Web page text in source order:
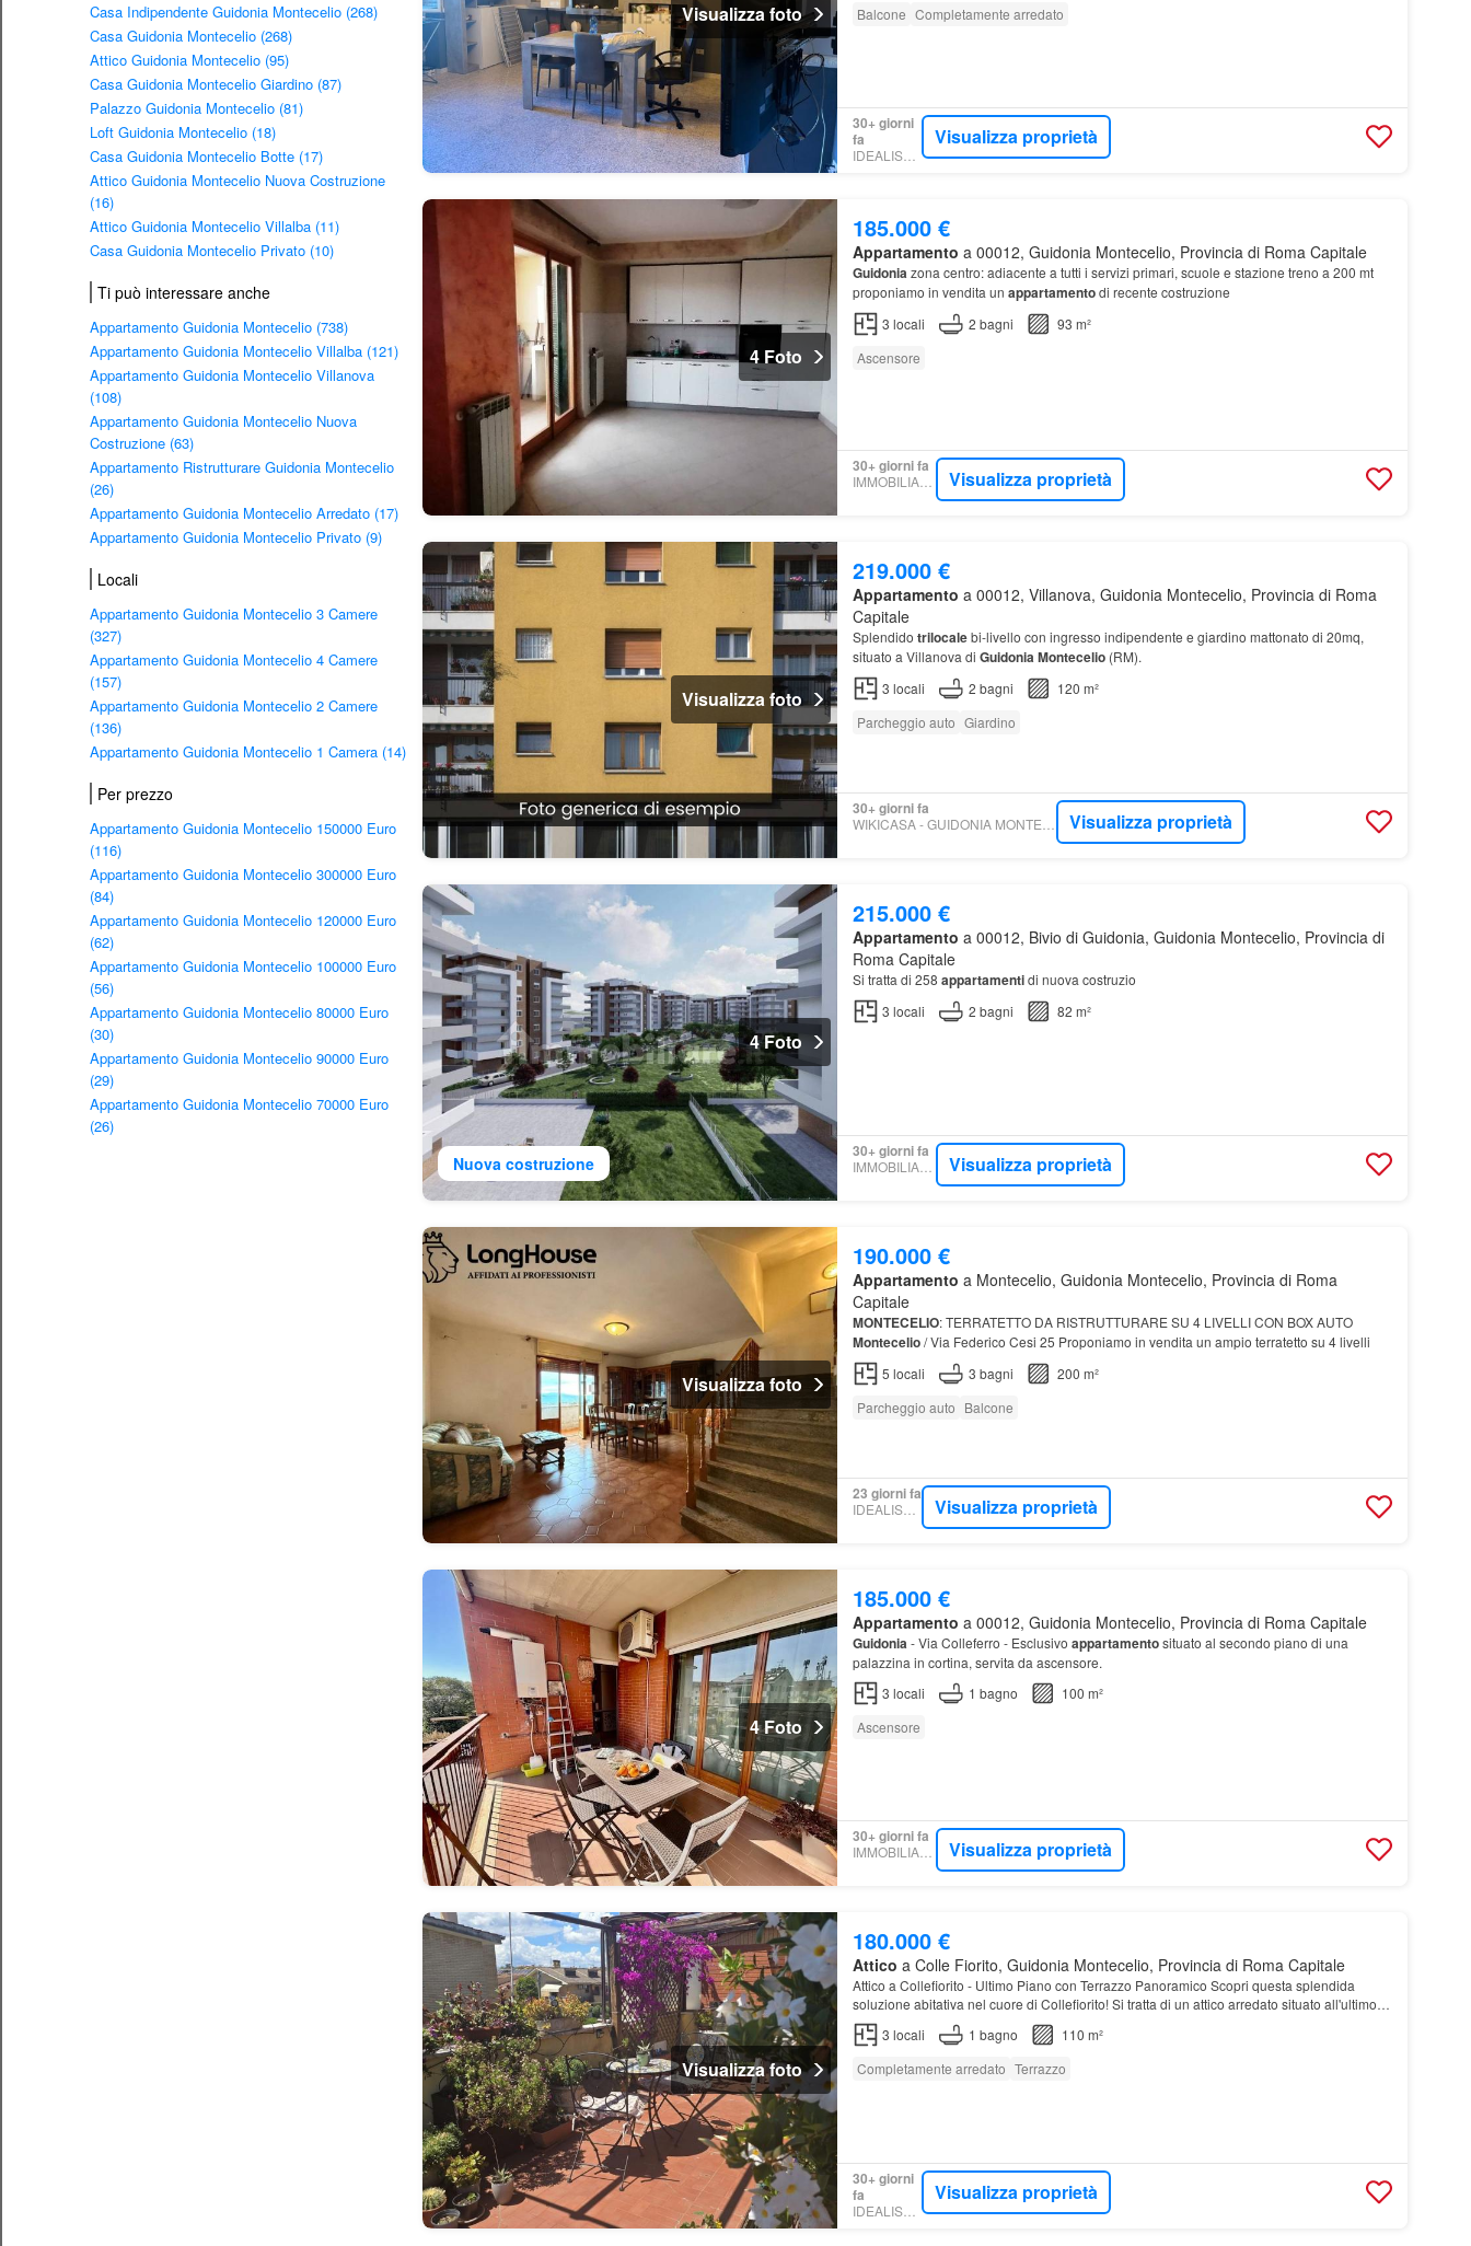
Casa Indipendente Guidonia Montecelio (268)
Casa Guidonia Montecelio (268)
Attico Guidonia Montecelio (95)
Casa Guidonia Montecelio Giardino (87)
Palazzo Guidonia Montecelio (81)
Loft Guidonia Montecelio (18)
Casa Guidonia Montecelio Botte (17)
Attico Guidonia Montecelio Nuova Costruzione
(16)
Attico Guidonia Montecelio Villalba (11)
Casa Guidonia Montecelio Privato (10)
Ti può interessare anche
Appartamento Guidonia Montecelio (738)
Appartamento Guidonia Montecelio Villalba (121)
Appartamento Guidonia Montecelio Villanova
(108)
Appartamento Guidonia Montecelio Nuova
Costruzione (63)
Appartamento Ristrutturare Guidonia Montecelio
(26)
Appartamento Guidonia Montecelio Arredato (17)
Appartamento Guidonia Montecelio Privato (9)
Locali
Appartamento Guidonia Montecelio 3 Camere
(327)
Appartamento Guidonia Montecelio 4 Camere
(157)
Appartamento Guidonia Montecelio 2 Camere
(136)
Appartamento Guidonia Montecelio 1 Camera (14)
Per prezzo
Appartamento Guidonia Montecelio 150000 Euro
(116)
Appartamento Guidonia Montecelio 300000 Euro
(84)
Appartamento Guidonia Montecelio 120000 Euro
(62)
Appartamento Guidonia Montecelio 100000 Euro
(56)
Appartamento Guidonia Montecelio 80000 Euro
(30)
Appartamento Guidonia Montecelio 90000 Euro
(29)
Appartamento Guidonia Montecelio 70000 Euro
(26)
Visualizza foto
Balcone Completamente arredato
30+ giorni
fa
IDEALISTA.IT
Visualizza proprietà
4 Foto
185.000 €
Appartamento a 00012, Guidonia Montecelio, Provincia di Roma Capitale
Guidoniazona centro: adiacente a tutti i servizi primari, scuole e stazione treno a 200 mt
proponiamo in vendita un appartamentodi recente costruzione
3 locali 2 bagni
93 m²
Ascensore
30+ giorni fa
IMMOBILIARE.IT Visualizza proprietà
Visualizza foto
219.000 €
Appartamento a 00012, Villanova, Guidonia Montecelio, Provincia di Roma
Capitale
Splendido trilocalebi-livello con ingresso indipendente e giardino mattonato di 20mq,
situato a Villanova di GuidoniaMontecelio(RM).
3 locali 2 bagni
120 m²
Parcheggio auto Giardino
30+ giorni fa
Visualizza proprietà
Nuova costruzione
4 Foto
215.000 €
Appartamento a 00012, Bivio di Guidonia, Guidonia Montecelio, Provincia di
Roma Capitale
Si tratta di 258 appartamentidi nuova costruzio
3 locali 2 bagni 82 m²
30+ giorni fa
IMMOBILIARE.IT Visualizza proprietà
Visualizza foto
190.000 €
Appartamento a Montecelio, Guidonia Montecelio, Provincia di Roma
Capitale
MONTECELIO: TERRATETTO DA RISTRUTTURARE SU 4 LIVELLI CON BOX AUTO
Montecelio/ Via Federico Cesi 25 Proponiamo in vendita un ampio terratetto su 4 livelli
5 locali 3 bagni
200 m²
Parcheggio auto Balcone
23 giorni fa
IDEALISTA.IT Visualizza proprietà
4 Foto
185.000 €
Appartamento a 00012, Guidonia Montecelio, Provincia di Roma Capitale
Guidonia- Via Colleferro - Esclusivo appartamentosituato al secondo piano di una
palazzina in cortina, servita da ascensore.
3 locali 1 bagno
100 m²
Ascensore
30+ giorni fa
IMMOBILIARE.IT Visualizza proprietà
Visualizza foto
180.000 €
Attico a Colle Fiorito, Guidonia Montecelio, Provincia di Roma Capitale
Attico a Collefiorito - Ultimo Piano con Terrazzo Panoramico Scopri questa splendida
soluzione abitativa nel cuore di Collefiorito! Si tratta di un attico arredato situato all'ultimo
piano perfetto per chi ricerca comfor…
3 locali 1 bagno
110 m²
Completamente arredato Terrazzo
30+ giorni
fa
IDEALISTA.IT
Visualizza proprietà